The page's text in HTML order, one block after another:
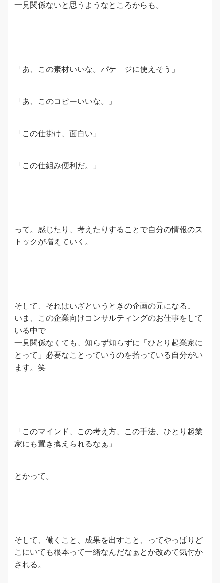
一見関係ないと思うようなところからも。
「あ、この素材いいな。パケージに使えそう」
「あ、このコピーいいな。」
「この仕掛け、面白い」
「この仕組み便利だ。」
って。感じたり、考えたりすることで自分の情報のス
トックが増えていく。
そして、それはいざというときの企画の元になる。
いま、この企業向けコンサルティングのお仕事をして
いる中で
一見関係なくても、知らず知らずに「ひとり起業家に
とって」必要なことっていうのを拾っている自分がい
ます。笑
「このマインド、この考え方、この手法、ひとり起業
家にも置き換えられるなぁ」
とかって。
そして、働くこと、成果を出すこと、ってやっぱりど
こにいても根本って一緒なんだなぁとか改めて気付か
される。